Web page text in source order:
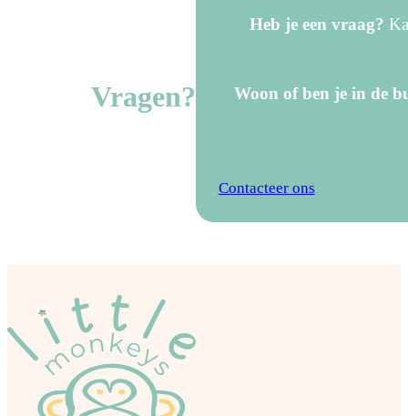
Vragen?
Heb je een vraag?
Woon of ben je in de
Contacteer ons